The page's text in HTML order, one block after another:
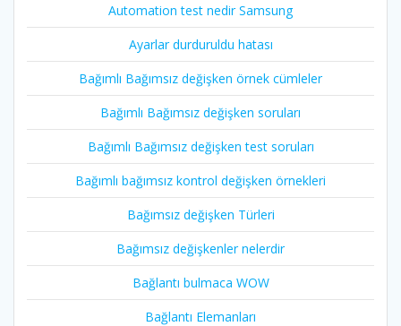
Automation test nedir Samsung
Ayarlar durduruldu hatası
Bağımlı Bağımsız değişken örnek cümleler
Bağımlı Bağımsız değişken soruları
Bağımlı Bağımsız değişken test soruları
Bağımlı bağımsız kontrol değişken örnekleri
Bağımsız değişken Türleri
Bağımsız değişkenler nelerdir
Bağlantı bulmaca WOW
Bağlantı Elemanları